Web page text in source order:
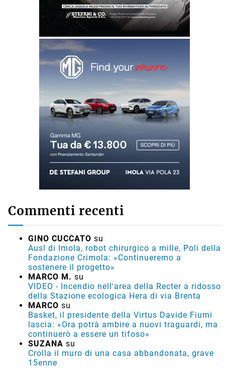
Commenti recenti
GINO CUCCATO su
Ausl di Imola, robot chirurgico a mille, Poli della
Fondazione Crimola: «Continueremo a
sostenere il progetto»
MARCO M. su
VIDEO - Incendio nell'area della Recter a ridosso
della Stazione ecologica Hera di via Brenta
MARCO su
Basket, il presidente della Virtus Davide Fiumi
lascia: «Ora potrà ambire a nuovi traguardi, ma
continuerò a essere un tifoso»
SUZANA su
Crolla il muro di una casa abbandonata, grave
15enne